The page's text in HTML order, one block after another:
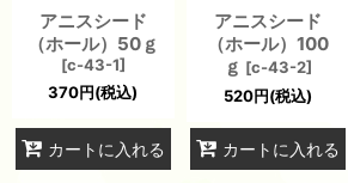
アニスシード
（ホール）50ｇ
[c-43-1]
370円(税込)
カートに入れる
アニスシード
（ホール）100
ｇ [c-43-2]
520円(税込)
カートに入れる